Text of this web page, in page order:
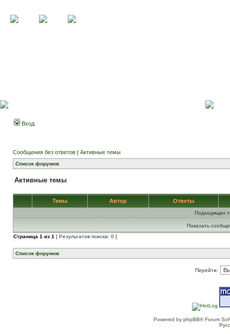
Вход
Сообщения без ответов | Активные темы
Список форумов
Активные темы
Темы Автор Ответы
Подходящих
Показать
Страница 1 из 1 [ Результатов поиска: 0 ]
Список форумов
Перейти:
Powered by phpBB® Forum